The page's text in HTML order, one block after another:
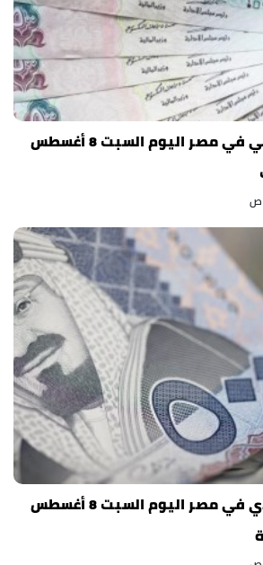
سعر الدرهم الإماراتي في مصر اليوم السبت 8 أغسطس
سعر الريال السعودي في مصر اليوم السبت 8 أغسطس